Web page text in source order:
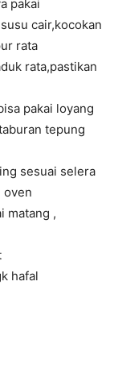
pakai
cair,kocokan
rata
rata,pastikan
pakai loyang
tepung
sesuai selera
oven
matang ,
hafal